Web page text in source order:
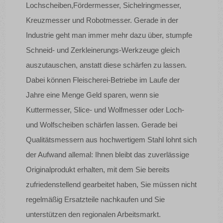
Lochscheiben,Fördermesser, Sichelringmesser,
Kreuzmesser und Robotmesser. Gerade in der
Industrie geht man immer mehr dazu über, stumpfe
Schneid- und Zerkleinerungs-Werkzeuge gleich
auszutauschen, anstatt diese schärfen zu lassen.
Dabei können Fleischerei-Betriebe im Laufe der
Jahre eine Menge Geld sparen, wenn sie
Kuttermesser, Slice- und Wolfmesser oder Loch-
und Wolfscheiben schärfen lassen. Gerade bei
Qualitätsmessern aus hochwertigem Stahl lohnt sich
der Aufwand allemal: Ihnen bleibt das zuverlässige
Originalprodukt erhalten, mit dem Sie bereits
zufriedenstellend gearbeitet haben, Sie müssen nicht
regelmäßig Ersatzteile nachkaufen und Sie
unterstützen den regionalen Arbeitsmarkt.